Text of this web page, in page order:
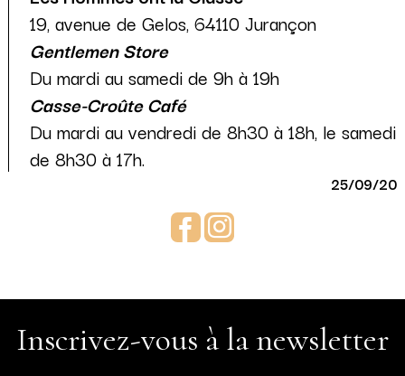
19, avenue de Gelos, 64110 Jurançon
Gentlemen Store
Du mardi au samedi de 9h à 19h
Casse-Croûte Café
Du mardi au vendredi de 8h30 à 18h, le samedi
de 8h30 à 17h.
25/09/20
Facebook
Inscrivez-vous à la newsletter